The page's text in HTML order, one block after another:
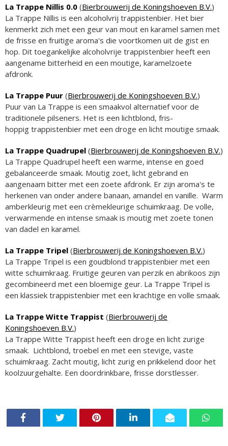
La Trappe Nillis 0.0 (Bierbrouwerij de Koningshoeven B.V.)
La Trappe Nillis is een alcoholvrij trappistenbier. Het bier
kenmerkt zich met een geur van mout en karamel samen met
de frisse en fruitige aroma's die voortkomen uit de gist en
hop. Dit toegankelijke alcoholvrije trappistenbier heeft een
aangename bitterheid en een moutige, karamelzoete
afdronk.
La Trappe Puur (Bierbrouwerij de Koningshoeven B.V.)
Puur van La Trappe is een smaakvol alternatief voor de
traditionele pilseners. Het is een lichtblond, fris-
hoppig trappistenbier met een droge en licht moutige smaak.
La Trappe Quadrupel (Bierbrouwerij de Koningshoeven B.V.)
La Trappe Quadrupel heeft een warme, intense en goed
gebalanceerde smaak. Moutig zoet, licht gebrand en
aangenaam bitter met een zoete afdronk. Er zijn aroma's te
herkenen van onder andere banaan, amandel en vanille. Warm
amberkleurig met een crèmekleurige schuimkraag. De volle,
verwarmende en intense smaak is moutig met zoete tonen
van dadel en karamel.
La Trappe Tripel (Bierbrouwerij de Koningshoeven B.V.)
La Trappe Tripel is een goudblond trappistenbier met een
witte schuimkraag. Fruitige geuren van perzik en abrikoos zijn
gecombineerd met een bloemige geur. La Trappe Tripel is
een klassiek trappistenbier met een krachtige en volle smaak.
La Trappe Witte Trappist (Bierbrouwerij de
Koningshoeven B.V.)
La Trappe Witte Trappist heeft een droge en licht zurige
smaak. Lichtblond, troebel en met een stevige, vaste
schuimkraag. Zacht moutig, licht zurig en prikkelend door het
koolzuurgehalte. Een doordrinkbare, frisse dorstlesser.